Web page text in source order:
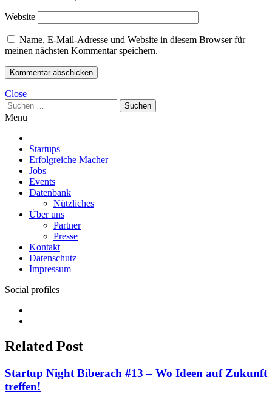
Website
Name, E-Mail-Adresse und Website in diesem Browser für
meinen nächsten Kommentar speichern.
Close
Suchen
nach:
Menu
Startups
Erfolgreiche Macher
Jobs
Events
Datenbank
Nützliches
Über uns
Partner
Presse
Kontakt
Datenschutz
Impressum
Social profiles
Related Post
Startup Night Biberach #13 – Wo Ideen auf Zukunft
treffen!